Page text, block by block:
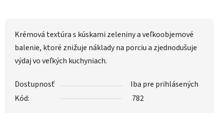
Krémová textúra s kúskami zeleniny a veľkoobjemové
balenie, ktoré znižuje náklady na porciu a zjednodušuje
výdaj vo veľkých kuchyniach.
Dostupnosť
Iba pre prihlásených
Kód:
782